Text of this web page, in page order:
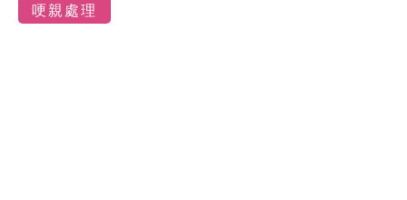
哽親處理